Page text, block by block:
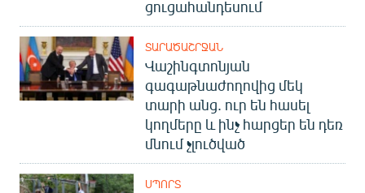
ցուցահանդեսում
ՏԱՐԱԾԱՇՐՋԱՆ
Վաշինգտոնյան
գագաթնաժողովից մեկ
տարի անց. ուր են հասել
կողմերը և ինչ հարցեր են դեռ
մնում չլուծված
ՍՊՈՐՏ